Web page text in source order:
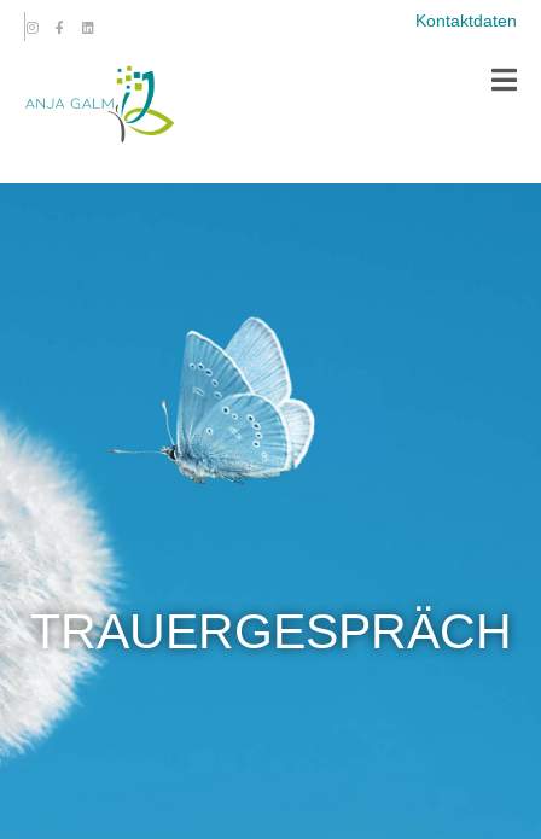
Kontaktdaten
TRAUERGESPRÄCH